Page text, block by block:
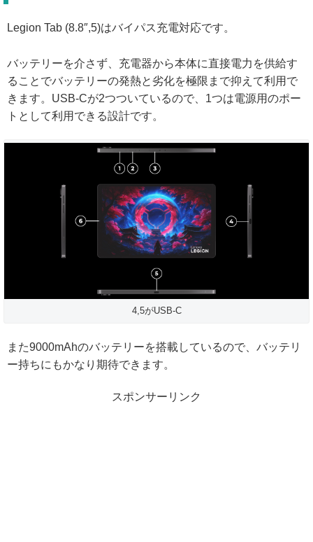
Legion Tab (8.8″,5)はバイパス充電対応です。
バッテリーを介さず、充電器から本体に直接電力を供給す
ることでバッテリーの発熱と劣化を極限まで抑えて利用で
きます。USB-Cが2つついているので、1つは電源用のポー
トとして利用できる設計です。
4,5がUSB-C
また9000mAhのバッテリーを搭載しているので、バッテリ
ー持ちにもかなり期待できます。
スポンサーリンク